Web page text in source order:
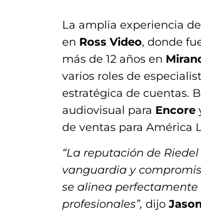
La amplia experiencia
en Ross Video, donde
más de 12 años en
varios roles de
estratégica de cuentas.
audiovisual para Encore
de ventas para América
“La reputación de
vanguardia y
se alinea
profesionales”, dijo